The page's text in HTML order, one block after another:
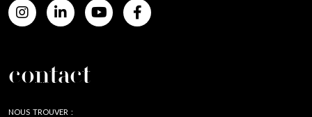
contact
NOUS TROUVER :